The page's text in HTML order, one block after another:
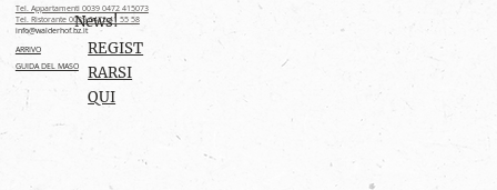
Tel. Appartamenti 0039 0472 415073
Tel. Ristorante 0039 0472 41 55 58
info@walderhof.bz.it
ARRIVO
GUIDA DEL MASO
REGIST
RARSI
QUI
News!